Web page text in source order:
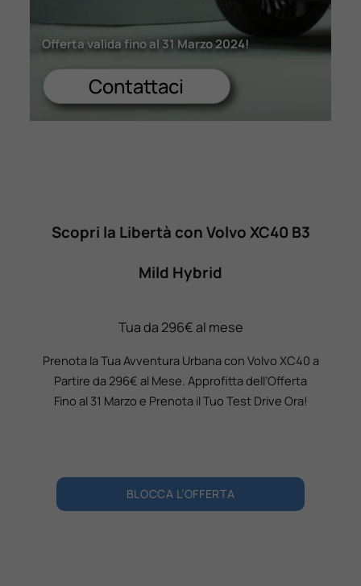
Offerta valida fino al 31 Marzo 2024!
Contattaci
Scopri la Libertà con Volvo XC40 B3
Mild Hybrid
Tua da 296€ al mese
Prenota la Tua Avventura Urbana con Volvo XC40 a
Partire da 296€ al Mese. Approfitta dell’Offerta
Fino al 31 Marzo e Prenota il Tuo Test Drive Ora!
BLOCCA L’OFFERTA